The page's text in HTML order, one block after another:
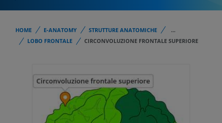
HOME E-ANATOMY STRUTTURE ANATOMICHE
...
LOBO FRONTALE
CIRCONVOLUZIONE FRONTALE SUPERIORE